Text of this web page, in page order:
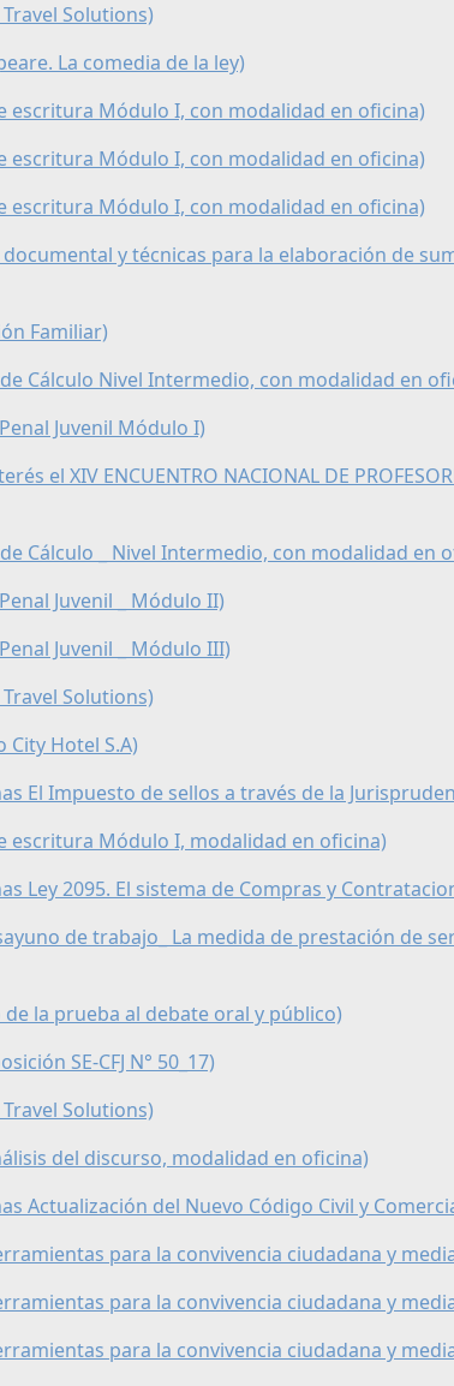
Travel Solutions)
La comedia de la ley)
escritura Módulo I, con modalidad en oficina)
escritura Módulo I, con modalidad en oficina)
escritura Módulo I, con modalidad en oficina)
documental y técnicas para la elaboración de
Familiar)
de Cálculo Nivel Intermedio, con modalidad en
Juvenil Módulo I)
el XIV ENCUENTRO NACIONAL DE
de Cálculo _ Nivel Intermedio, con modalidad en
Juvenil _ Módulo II)
Juvenil _ Módulo III)
Travel Solutions)
City Hotel S.A)
El Impuesto de sellos a través de la
escritura Módulo I, modalidad en oficina)
Ley 2095. El sistema de Compras y
de trabajo_ La medida de prestación de
de la prueba al debate oral y público)
SE-CFJ N° 50_17)
Travel Solutions)
del discurso, modalidad en oficina)
Actualización del Nuevo Código Civil y
para la convivencia ciudadana y
para la convivencia ciudadana y
para la convivencia ciudadana y